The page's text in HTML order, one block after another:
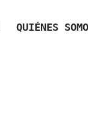
QUIÉNES